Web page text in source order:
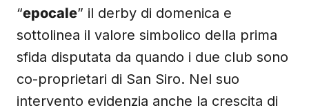
“epocale” il derby di domenica e
sottolinea il valore simbolico della prima
sfida disputata da quando i due club sono
co-proprietari di San Siro. Nel suo
intervento evidenzia anche la crescita di